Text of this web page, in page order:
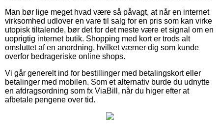
Man bør lige meget hvad være så påvagt, at når en internet
virksomhed udlover en vare til salg for en pris som kan virke
utopisk tiltalende, bør det for det meste være et signal om en
uoprigtig internet butik. Shopping med kort er trods alt
omsluttet af en anordning, hvilket værner dig som kunde
overfor bedrageriske online shops.
Vi går generelt ind for bestillinger med betalingskort eller
betalinger med mobilen. Som et alternativ burde du udnytte
en afdragsordning som fx ViaBill, når du higer efter at
afbetale pengene over tid.